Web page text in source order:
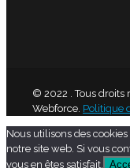
© 2022 . Tous droits
Webforce. Politique
Nous utilisons des
notre site web. Si vous
vous en êtes satisfait.